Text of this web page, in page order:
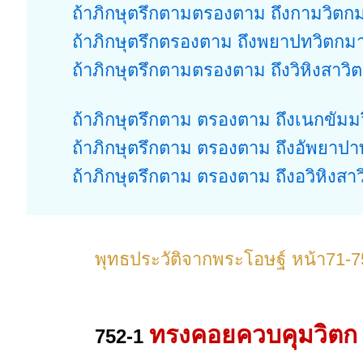
ถ้าภิกษุตรึกตามตรองตาม ถึงกามวิตก
ถ้าภิกษุตรึกตรองตาม ถึงพยาปทวิตกม
ถ้าภิกษุตรึกตามตรองตาม ถึงวิหิงสาวิ
ถ้าภิกษุตรึกตาม ตรองตาม ถึงเนกขัม
ถ้าภิกษุตรึกตาม ตรองตาม ถึงอัพยาปา
ถ้าภิกษุตรึกตาม ตรองตาม ถึงอวิหิงสา
พุทธประวัติจากพระโอษฐ์ หน้า71-
752-1 ทรงคอยควบคุมวิตก